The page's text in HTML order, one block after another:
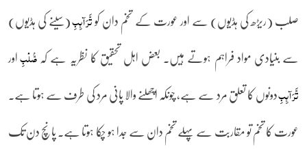
صلب (ریڑھ کی ہڈیوں) سے اور عورت کے تخم دان کوتَّرَآئِبِ(سینے کی ہڈیوں)
سے بنیادی مواد فراہم ہوتے ہیں۔ بعض اہل تحقیق کا نظریہ ہے کہصُّلۡبِاور
تَّرَآئِبِدونوں کا تعلق مرد سے ہے، چونکہ اچھلنے والا پانی مرد کی طرف سے ہوتا ہے۔
عورت کا تخم تو مقاربت سے پہلے تخم دان سے جدا ہو چکا ہوتا ہے۔ پانچ دن تک